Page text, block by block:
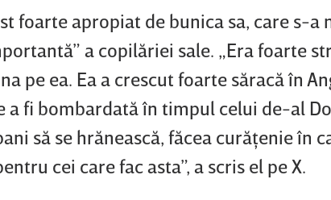
foarte apropiat de bunica sa, care s-a
a copilăriei sale. „Era foarte
pe ea. Ea a crescut foarte săracă în
fi bombardată în timpul celui de-al
să se hrănească, făcea curăţenie în
cei care fac asta”, a scris el pe X.